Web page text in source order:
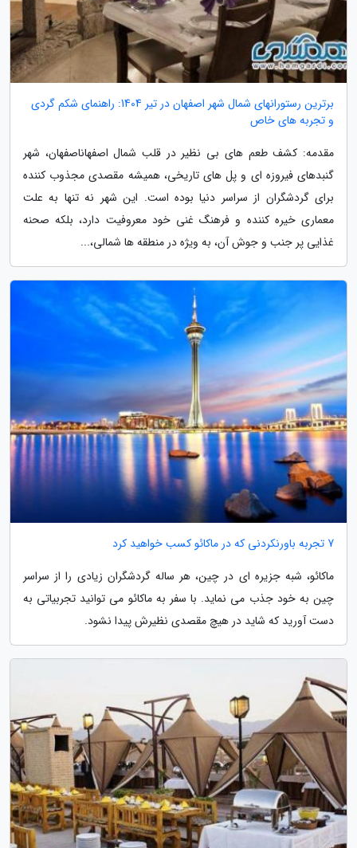
برترین رستورانهای شمال شهر اصفهان در تیر 1404: راهنمای شکم گردی
و تجربه های خاص
مقدمه: کشف طعم های بی نظیر در قلب شمال اصفهاناصفهان، شهر
گنبدهای فیروزه ای و پل های تاریخی، همیشه مقصدی مجذوب کننده
برای گردشگران از سراسر دنیا بوده است. این شهر نه تنها به علت
معماری خیره کننده و فرهنگ غنی خود معروفیت دارد، بلکه صحنه
غذایی پر جنب و جوش آن، به ویژه در منطقه ها شمالی،...
7 تجربه باورنکردنی که در ماکائو کسب خواهید کرد
ماکائو، شبه جزیره ای در چین، هر ساله گردشگران زیادی را از سراسر
چین به خود جذب می نماید. با سفر به ماکائو می توانید تجربیاتی به
دست آورید که شاید در هیچ مقصدی نظیرش پیدا نشود.